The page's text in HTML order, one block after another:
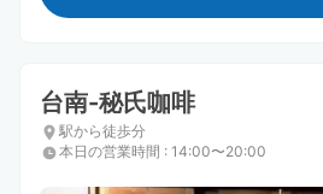
台南-秘氏咖啡
駅から徒歩分
本日の営業時間 : 14:00〜20:00